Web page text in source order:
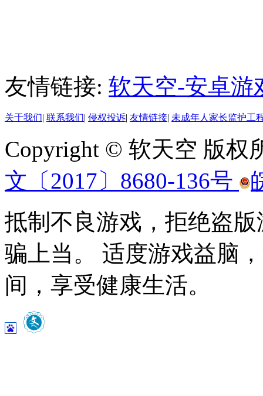
友情链接: 软天空-安卓游
关于我们| 联系我们| 侵权投诉| 友情链接| 未成年人家长监护工
Copyright © 软天空 版权
文〔2017〕8680-136号
抵制不良游戏，拒绝盗
骗上当。 适度游戏益脑
间，享受健康生活。